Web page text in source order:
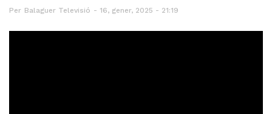
Per Balaguer Televisió 16, gener, 2025 - 21:19